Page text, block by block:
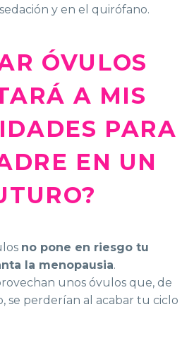
y en el quirófano.
ÓVULOS
A MIS
PARA
EN UN
no pone en riesgo tu
la menopausia.
unos óvulos que, de
se perderían al acabar tu ciclo